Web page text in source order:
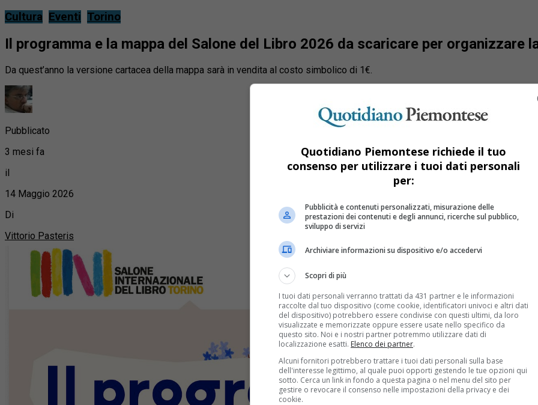
Cultura Eventi Torino
Il programma e la mappa del Salone del Libro 2026 da scaricare per organizzare
Da quest’anno la versione cartacea della mappa sarà in vendita al costo simbolico di 1€.
Pubblicato
3 mesi fa
il
14 Maggio 2026
Di
Vittorio Pasteris
Quotidiano Piemontese richiede il tuo
consenso per utilizzare i tuoi dati personali
per:
Pubblicità e contenuti personalizzati, misurazione delle
prestazioni dei contenuti e degli annunci, ricerche sul pubblico,
sviluppo di servizi
Archiviare informazioni su dispositivo e/o accedervi
Scopri di più
I tuoi dati personali verranno trattati da 431 partner e le informazioni
raccolte dal tuo dispositivo (come cookie, identificatori univoci e altri dati
del dispositivo) potrebbero essere condivise con questi ultimi, da loro
visualizzate e memorizzate oppure essere usate nello specifico da
questo sito. Noi e i nostri partner potremmo utilizzare dati di
localizzazione esatti. Elenco dei partner.
Alcuni fornitori potrebbero trattare i tuoi dati personali sulla base
dell'interesse legittimo, al quale puoi opporti gestendo le tue opzioni qui
sotto. Cerca un link in fondo a questa pagina o nel menu del sito per
gestire o revocare il consenso nelle impostazioni della privacy e dei
cookie.